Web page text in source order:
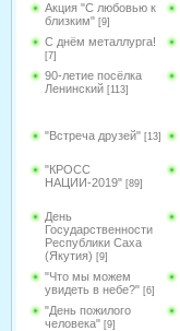
Акция "С любовью к
близким" [9]
С днём металлурга!
[7]
90-летие посёлка
Ленинский [113]
"Встреча друзей" [13]
"КРОСС
НАЦИИ-2019" [89]
День
Государственности
Республики Саха
(Якутия) [9]
"Что мы можем
увидеть в небе?" [6]
"День пожилого
человека" [9]